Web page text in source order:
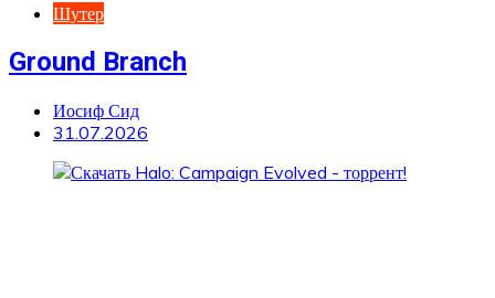
Шутер
Ground Branch
Иосиф Сид
31.07.2026